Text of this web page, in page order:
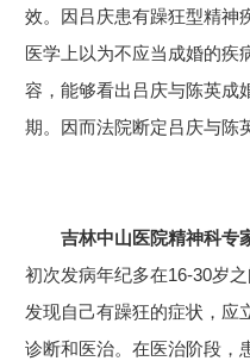
效。因吕庆患有躁狂型精神
医学上以为不应当成婚的疾
容，能够看出吕庆与陈英成
期。因而法院断定吕庆与陈
吉林中山医院精神科专
初次发病年纪多在16-30岁
发现自己有躁狂的症状，应
诊断和医治。在医治阶段，